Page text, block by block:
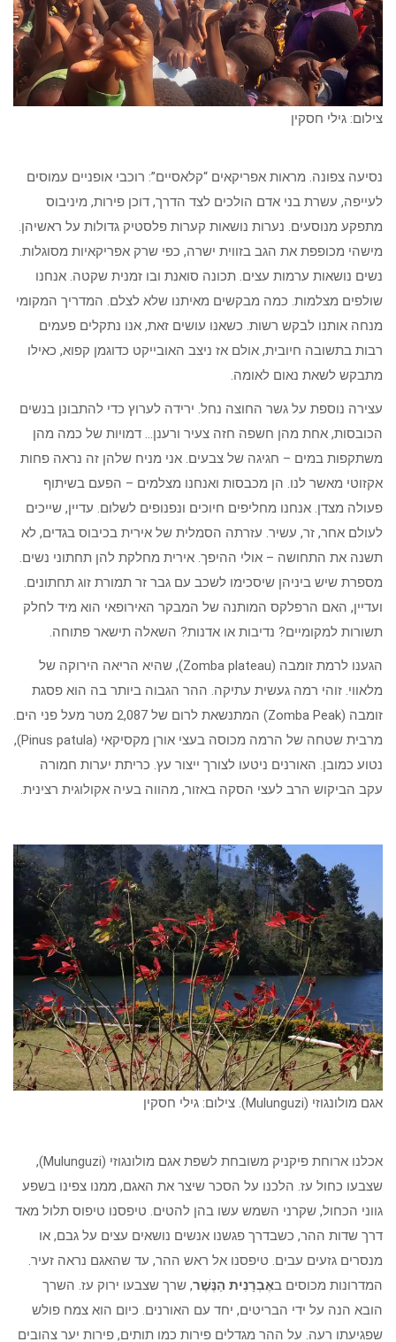
צילום: גילי חסקין
נסיעה צפונה. מראות אפריקאים “קלאסיים”: רוכבי אופניים עמוסים
לעייפה, עשרת בני אדם הולכים לצד הדרך, דוכן פירות, מיניבוס
מתפקע מנוסעים. נערות נושאות קערות פלסטיק גדולות על ראשיהן.
מישהי מכופפת את הגב בזווית ישרה, כפי שרק אפריקאיות מסוגלות.
נשים נושאות ערמות עצים. תכונה סואנת ובו זמנית שקטה. אנחנו
שולפים מצלמות. כמה מבקשים מאיתנו שלא לצלם. המדריך המקומי
מנחה אותנו לבקש רשות. כשאנו עושים זאת, אנו נתקלים פעמים
רבות בתשובה חיובית, אולם אז ניצב האובייקט כדוגמן קפוא, כאילו
מתבקש לשאת נאום לאומה.
עצירה נוספת על גשר החוצה נחל. ירידה לערוץ כדי להתבונן בנשים
הכובסות, אחת מהן חשפה חזה צעיר ורענן… דמויות של כמה מהן
משתקפות במים – חגיגה של צבעים. אני מניח שלהן זה נראה פחות
אקזוטי מאשר לנו. הן מכבסות ואנחנו מצלמים – הפעם בשיתוף
פעולה מצדן. אנחנו מחליפים חיוכים ונפנופים לשלום. עדיין, שייכים
לעולם אחר, זר, עשיר. עזרתה הסמלית של אירית בכיבוס בגדים, לא
תשנה את התחושה – אולי ההיפך. אירית מחלקת להן תחתוני נשים.
מספרת שיש ביניהן שיסכימו לשכב עם גבר זר תמורת זוג תחתונים.
ועדיין, האם הרפלקס המותנה של המבקר האירופאי הוא מיד לחלק
תשורות למקומיים? נדיבות או אדנות? השאלה תישאר פתוחה.
הגענו לרמת זומבה (Zomba plateau), שהיא הריאה הירוקה של
מלאווי. זוהי רמה געשית עתיקה. ההר הגבוה ביותר בה הוא פסגת
זומבה (Zomba Peak) המתנשאת לרום של 2,087 מטר מעל פני הים.
מרבית שטחה של הרמה מכוסה בעצי אורן מקסיקאי (Pinus patula),
נטוע כמובן. האורנים ניטעו לצורך ייצור עץ. כריתת יערות חמורה
עקב הביקוש הרב לעצי הסקה באזור, מהווה בעיה אקולוגית רצינית.
אגם מולונגוזי (Mulunguzi). צילום: גילי חסקין
אכלנו ארוחת פיקניק משובחת לשפת אגם מולונגוזי (Mulunguzi),
שצבעו כחול עז. הלכנו על הסכר שיצר את האגם, ממנו צפינו בשפע
גווני הכחול, שקרני השמש עשו בהן להטים. טיפסנו טיפוס תלול מאד
דרך שדות ההר, כשבדרך פגשנו אנשים נושאים עצים על גבם, או
מנסרים גזעים עבים. טיפסנו אל ראש ההר, עד שהאגם נראה זעיר.
המדרונות מכוסים באֶבְרָנִית הַנֶּשֶׁר, שרך שצבעו ירוק עז. השרך
הובא הנה על ידי הבריטים, יחד עם האורנים. כיום הוא צמח פולש
שפגיעתו רעה. על ההר מגדלים פירות כמו תותים, פירות יער צהובים